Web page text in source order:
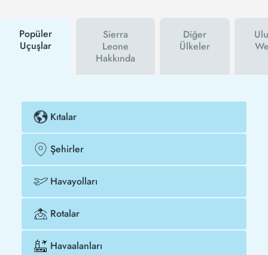
Popüler
Uçuşlar
Sierra
Leone
Hakkında
Diğer
Ülkeler
Kıtalar
Şehirler
Havayolları
Rotalar
Havaalanları